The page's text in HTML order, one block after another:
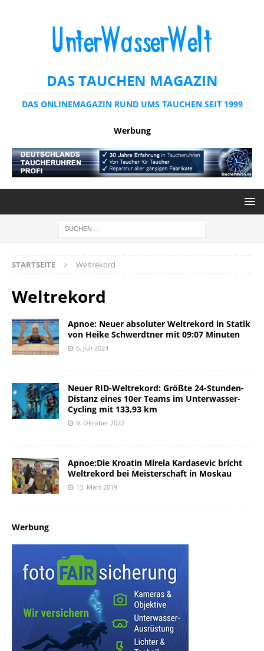
DAS TAUCHEN MAGAZIN
DAS ONLINEMAGAZIN RUND UMS TAUCHEN SEIT 1999
Werbung
STARTSEITE Weltrekord
Weltrekord
Apnoe: Neuer absoluter Weltrekord in Statik
von Heike Schwerdtner mit 09:07 Minuten
6. Juli 2024
Neuer RID-Weltrekord: Größte 24-Stunden-
Distanz eines 10er Teams im Unterwasser-
Cycling mit 133,93 km
9. Oktober 2022
Apnoe:Die Kroatin Mirela Kardasevic bricht
Weltrekord bei Meisterschaft in Moskau
13. März 2019
Werbung